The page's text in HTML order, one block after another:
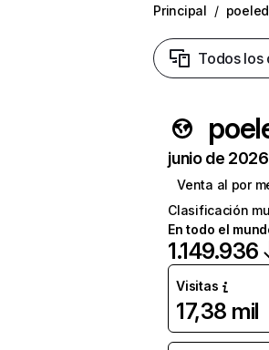
Principal /
Todos los
junio de
Venta al por
Clasificación
En todo el
1.149.936
Visitas
17,38 mil